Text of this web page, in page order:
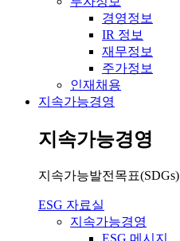
경영정보
IR 정보
재무정보
주가정보
인재채용
지속가능경영
지속가능경영
지속가능발전목표
ESG 자료실
지속가능경영
ESG 메시지